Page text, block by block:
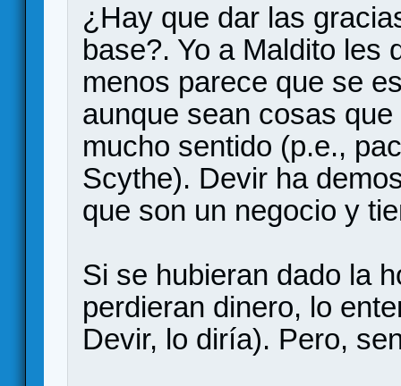
¿Hay que dar las
base?. Yo a Maldito les
menos parece que se
aunque sean cosas
mucho sentido (p.e.,
Scythe). Devir ha
que son un negocio y
Si se hubieran dado la
perdieran dinero, lo
Devir, lo diría). Pero,